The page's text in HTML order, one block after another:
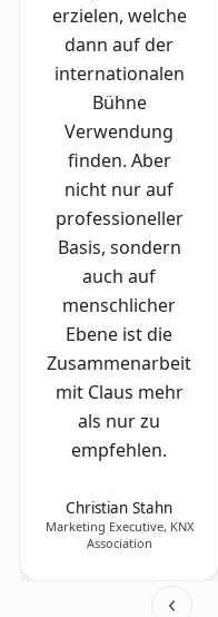
erzielen, welche
dann auf der
internationalen
Bühne
Verwendung
finden. Aber
nicht nur auf
professioneller
Basis, sondern
auch auf
menschlicher
Ebene ist die
Zusammenarbeit
mit Claus mehr
als nur zu
empfehlen.
Christian Stahn
Marketing Executive, KNX
Association